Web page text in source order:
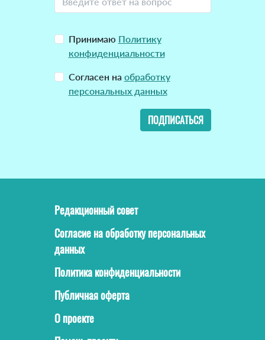
Принимаю Политику
конфиденциальности
Согласен на обработку
персональных данных
ПОДПИСАТЬСЯ
Редакционный совет
Согласие на обработку персональных
данных
Политика конфиденциальности
Публичная оферта
О проекте